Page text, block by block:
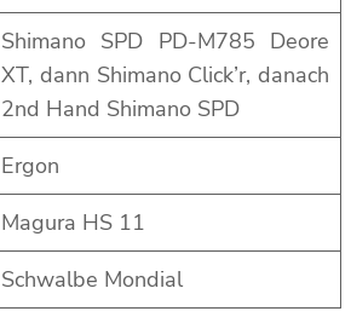
Shimano SPD PD-M785 Deore
XT, dann Shimano Click’r, danach
2nd Hand Shimano SPD
Ergon
Magura HS 11
Schwalbe Mondial